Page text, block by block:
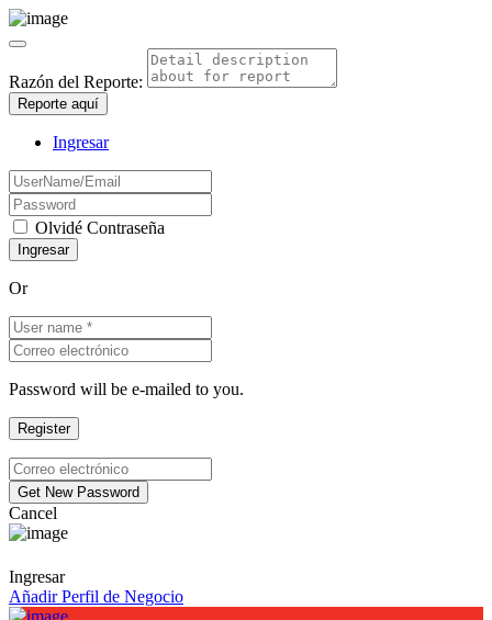
Razón del Reporte:
Reporte aquí
Ingresar
Olvidé Contraseña
Or
Password will be e-mailed to you.
Cancel
Ingresar
Añadir Perfil de Negocio